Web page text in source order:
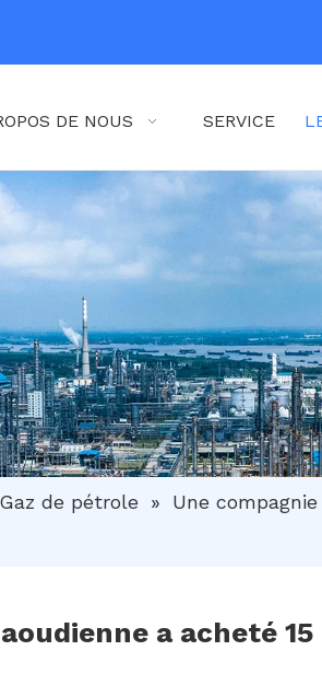
DE NOUS SERVICE
Gaz de pétrole »
Une
a acheté